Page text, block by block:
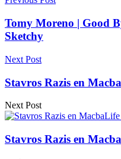
Tomy Moreno | Good
Sketchy
Next Post
Stavros Razis en
Next Post
Stavros Razis en